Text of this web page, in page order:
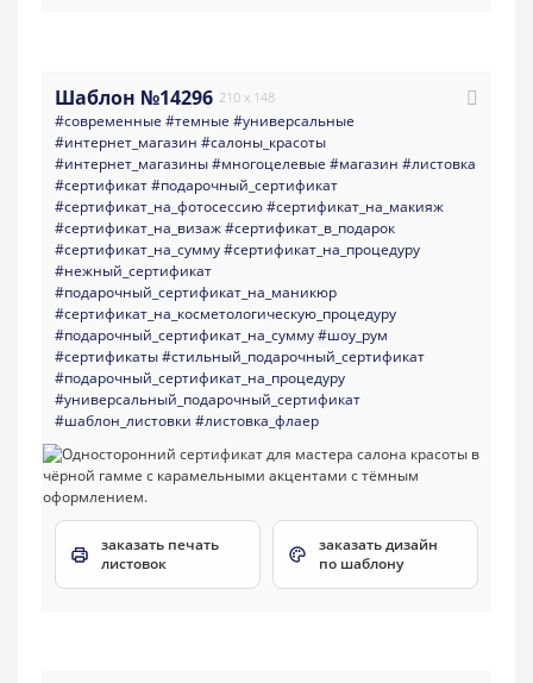
Шаблон №14296 210 x 148
#современные #темные #универсальные
#интернет_магазин #салоны_красоты
#интернет_магазины#многоцелевые #магазин #листовка
#сертификат#подарочный_сертификат
#сертификат_на_фотосессию#сертификат_на_макияж
#сертификат_на_визаж#сертификат_в_подарок
#сертификат_на_сумму#сертификат_на_процедуру
#нежный_сертификат
#подарочный_сертификат_на_маникюр
#сертификат_на_косметологическую_процедуру
#подарочный_сертификат_на_сумму#шоу_рум
#сертификаты#стильный_подарочный_сертификат
#подарочный_сертификат_на_процедуру
#универсальный_подарочный_сертификат
#шаблон_листовки #листовка_флаер
заказать печать
листовок
заказать дизайн
по шаблону